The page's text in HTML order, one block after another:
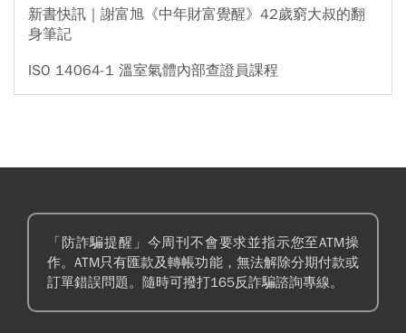
新書快訊｜謝富旭《中年財富覺醒》42歲窮大叔的翻
身筆記
ISO 14064-1 溫室氣體內部查證員課程
「防詐騙提醒」今周刊不會要求並指示您至ATM操
作。ATM只有匯款及轉帳功能，無法解除分期付款或
訂單錯誤問題。隨時可撥打165反詐騙諮詢專線。